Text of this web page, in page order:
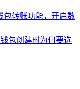
包转账功能，开启数
包创建时为何要选